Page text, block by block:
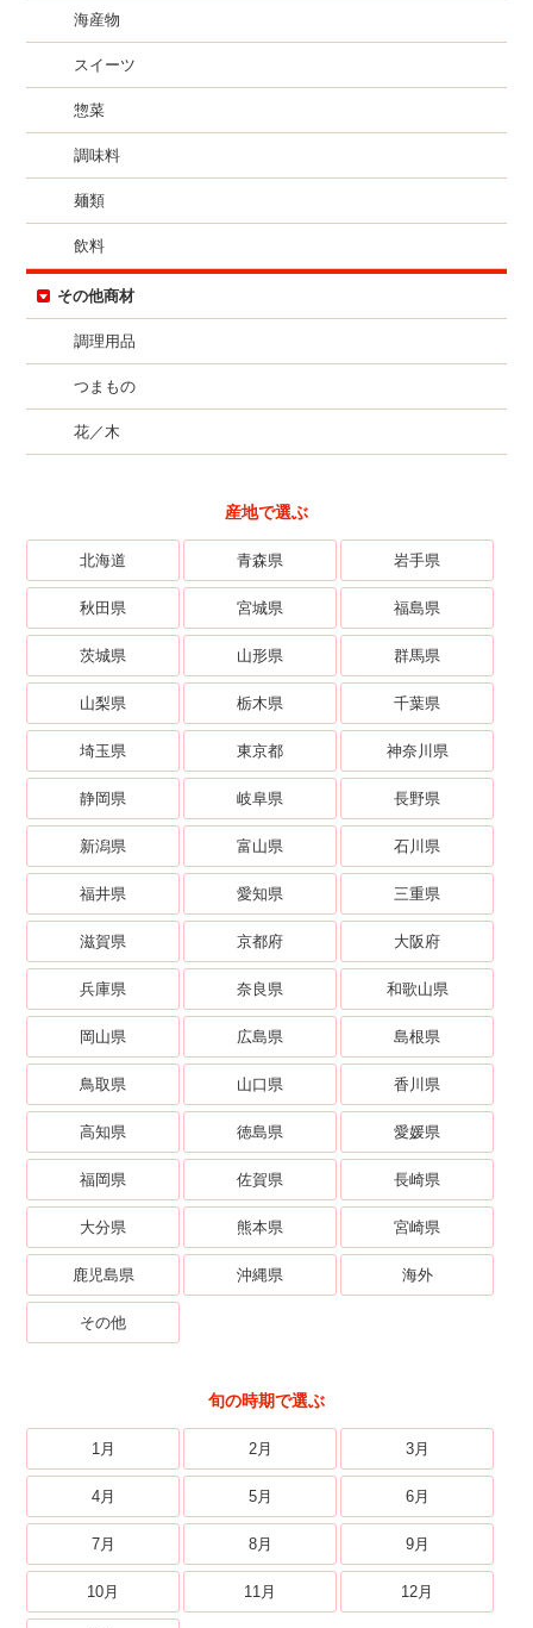
海産物
スイーツ
惣菜
調味料
麺類
飲料
その他商材
調理用品
つまもの
花／木
産地で選ぶ
北海道 青森県 岩手県
秋田県 宮城県 福島県
茨城県 山形県 群馬県
山梨県 栃木県 千葉県
埼玉県 東京都 神奈川県
静岡県 岐阜県 長野県
新潟県 富山県 石川県
福井県 愛知県 三重県
滋賀県 京都府 大阪府
兵庫県 奈良県 和歌山県
岡山県 広島県 島根県
鳥取県 山口県 香川県
高知県 徳島県 愛媛県
福岡県 佐賀県 長崎県
大分県 熊本県 宮崎県
鹿児島県 沖縄県 海外
その他
旬の時期で選ぶ
1月 2月 3月
4月 5月 6月
7月 8月 9月
10月 11月 12月